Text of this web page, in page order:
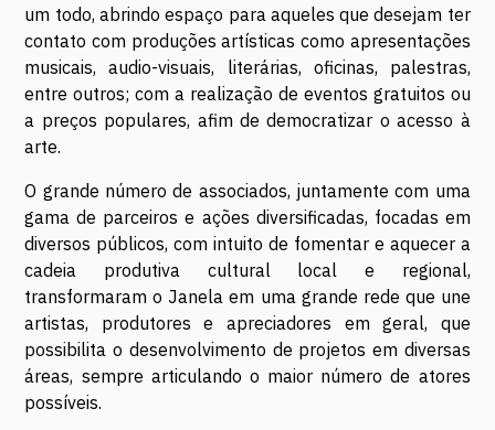
um todo, abrindo espaço para aqueles que desejam ter
contato com produções artísticas como apresentações
musicais, audio-visuais, literárias, oficinas, palestras,
entre outros; com a realização de eventos gratuitos ou
a preços populares, afim de democratizar o acesso à
arte.
O grande número de associados, juntamente com uma
gama de parceiros e ações diversificadas, focadas em
diversos públicos, com intuito de fomentar e aquecer a
cadeia produtiva cultural local e regional,
transformaram o Janela em uma grande rede que une
artistas, produtores e apreciadores em geral, que
possibilita o desenvolvimento de projetos em diversas
áreas, sempre articulando o maior número de atores
possíveis.